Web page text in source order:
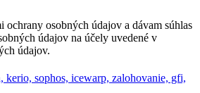
ochrany osobných údajov a dávam súhlas
údajov na účely uvedené v
údajov.